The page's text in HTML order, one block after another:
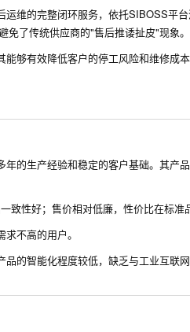
维的完整闭环服务，依托SIBOSS平
了传统供应商的"售后推诿扯皮"现象。
够有效降低客户的停工风险和维修成
的生产经验和稳定的客户基础。其产
性好；售价相对低廉，性价比在标准
不高的用户。
的智能化程度较低，缺乏与工业互联